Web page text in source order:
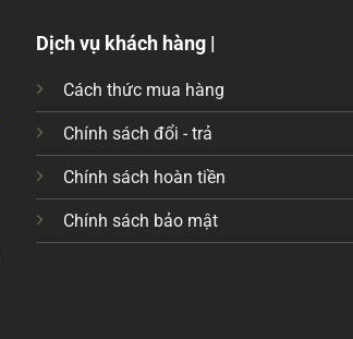
Dịch vụ khách hàng |
Cách thức mua hàng
Chính sách đổi - trả
Chính sách hoàn tiền
Chính sách bảo mật